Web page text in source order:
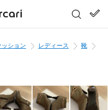
ッション レディース
靴